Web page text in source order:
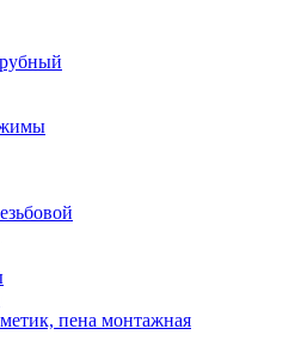
пена монтажная